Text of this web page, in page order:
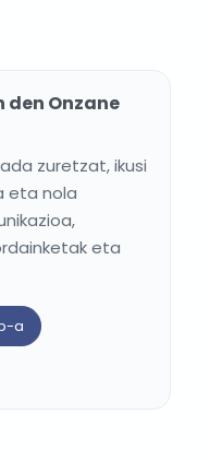
den Onzane
zuretzat, ikusi
eta nola
eta
a